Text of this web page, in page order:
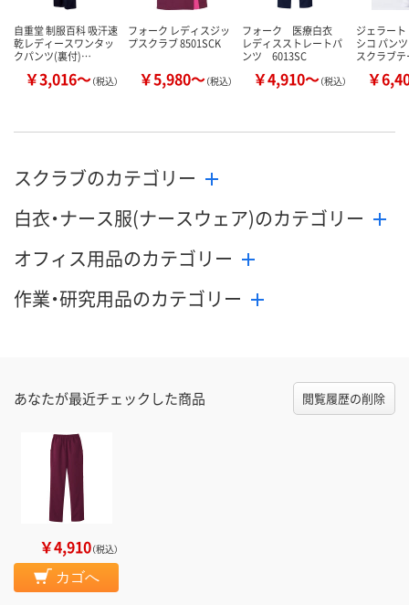
自重堂 制服百科 吸汗速
乾レディースワンタッ
クパンツ(裏付)…
￥3,016～（税込）
フォーク レディスジッ
プスクラブ 8501SCK
￥5,980～（税込）
フォーク 医療白衣
レディスストレートパ
ンツ 6013SC
￥4,910～（税込）
ジェラー
シコ パンツ
スクラブ
￥
スクラブのカテゴリー
白衣・ナース服(ナースウェア)のカテゴリー
オフィス用品のカテゴリー
作業・研究用品のカテゴリー
あなたが最近チェックした商品 閲覧履歴の削除
￥4,910（税込）
カゴへ